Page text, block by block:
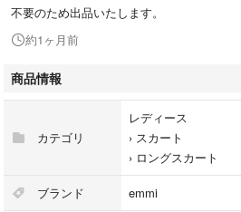
不要のため出品いたします。
約1ヶ月前
商品情報
カテゴリ
レディース
› スカート
› ロングスカート
ブランド emmi